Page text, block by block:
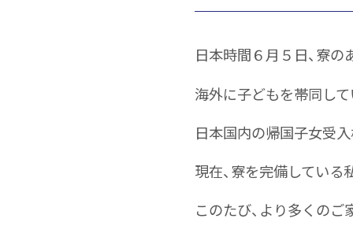
日本時間６月５日、寮
海外に子どもを帯同し
日本国内の帰国子女受
現在、寮を完備している
このたび、より多くの